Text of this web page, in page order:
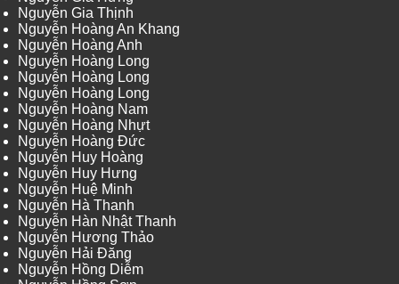
Nguyễn Gia Thịnh
Nguyễn Hoàng An Khang
Nguyễn Hoàng Anh
Nguyễn Hoàng Long
Nguyễn Hoàng Long
Nguyễn Hoàng Long
Nguyễn Hoàng Nam
Nguyễn Hoàng Nhựt
Nguyễn Hoàng Đức
Nguyễn Huy Hoàng
Nguyễn Huy Hưng
Nguyễn Huệ Minh
Nguyễn Hà Thanh
Nguyễn Hàn Nhật Thanh
Nguyễn Hương Thảo
Nguyễn Hải Đăng
Nguyễn Hồng Diễm